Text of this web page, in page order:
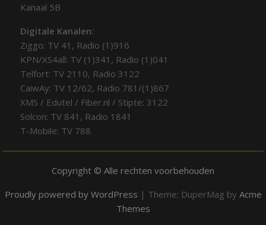
Kanaal 5B
Digitale Kanalen:
Ziggo: TV 41, Radio (1)916
KPN/XS4all: TV (1)341, Radio (1)041
Telfort: TV 2110, Radio 3122
CaiwAy: TV 12/62, Radio 781/(1)867
XMS / Edutel / Fiber.nl / Stipte: 3122
Solcon: TV 841, Radio 1841
T-Mobile: TV 788
Copyright © Alle rechten voorbehouden
Proudly powered by WordPress | Theme: DuperMag by Acme
Themes